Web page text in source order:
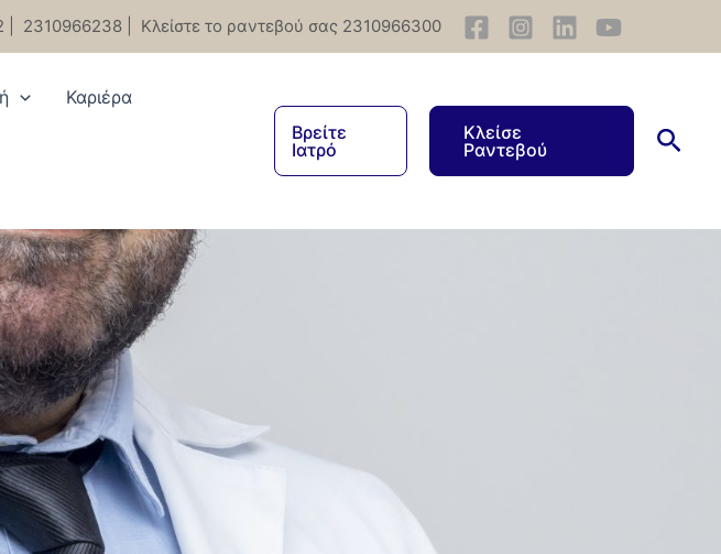
2310966238 Κλείστε το ραντεβού σας 2310966300
Καριέρα
Βρείτε
Ιατρό
Κλείσε
Ραντεβού